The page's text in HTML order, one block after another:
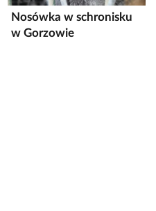
Nosówka w schronisku
w Gorzowie